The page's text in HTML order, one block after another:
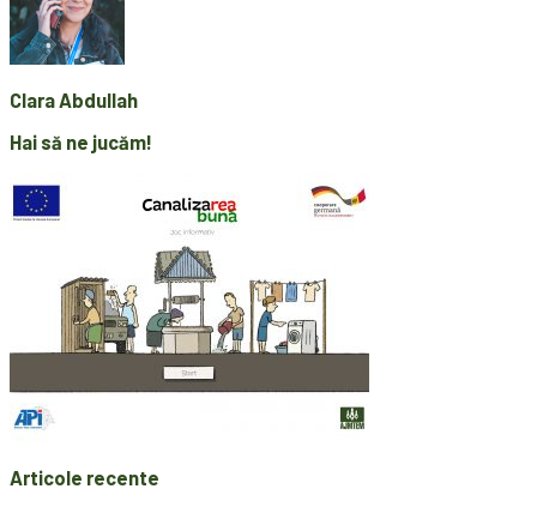
Clara Abdullah
Hai să ne jucăm!
Articole recente